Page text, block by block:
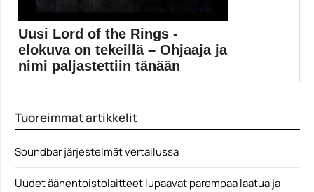
Uusi Lord of the Rings -
elokuva on tekeillä – Ohjaaja ja
nimi paljastettiin tänään
Tuoreimmat artikkelit
Soundbar järjestelmät vertailussa
Uudet äänentoistolaitteet lupaavat parempaa laatua ja